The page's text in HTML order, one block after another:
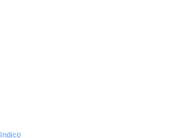
Indico